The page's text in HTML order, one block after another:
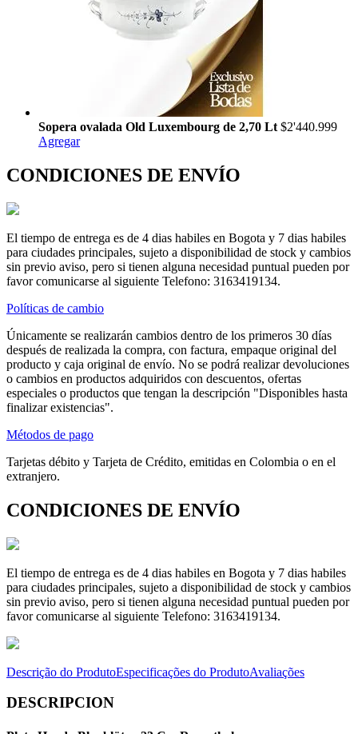
Sopera ovalada Old Luxembourg de 2,70 Lt $2'440.999
Agregar
CONDICIONES DE ENVÍO
El tiempo de entrega es de 4 dias habiles en Bogota y 7 dias habiles
para ciudades principales, sujeto a disponibilidad de stock y cambios
sin previo aviso, pero si tienen alguna necesidad puntual pueden por
favor comunicarse al siguiente Telefono: 3163419134.
Políticas de cambio
Únicamente se realizarán cambios dentro de los primeros 30 días
después de realizada la compra, con factura, empaque original del
producto y caja original de envío. No se podrá realizar devoluciones
o cambios en productos adquiridos con descuentos, ofertas
especiales o productos que tengan la descripción "Disponibles hasta
finalizar existencias".
Métodos de pago
Tarjetas débito y Tarjeta de Crédito, emitidas en Colombia o en el
extranjero.
CONDICIONES DE ENVÍO
El tiempo de entrega es de 4 dias habiles en Bogota y 7 dias habiles
para ciudades principales, sujeto a disponibilidad de stock y cambios
sin previo aviso, pero si tienen alguna necesidad puntual pueden por
favor comunicarse al siguiente Telefono: 3163419134.
Descrição do ProdutoEspecificações do ProdutoAvaliações
DESCRIPCION